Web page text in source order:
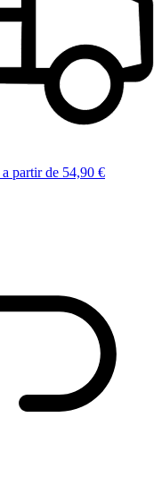
a partir de 54,90 €